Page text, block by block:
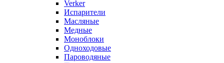
Verker
Испарители
Масляные
Медные
Моноблоки
Одноходовые
Пароводяные